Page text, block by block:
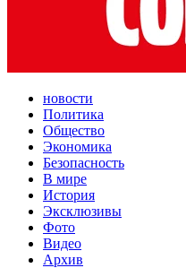
новости
Политика
Общество
Экономика
Безопасность
В мире
История
Эксклюзивы
Фото
Видео
Архив